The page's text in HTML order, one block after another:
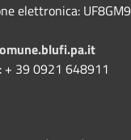
elettronica: UF8GM9
+ 39 0921 648911